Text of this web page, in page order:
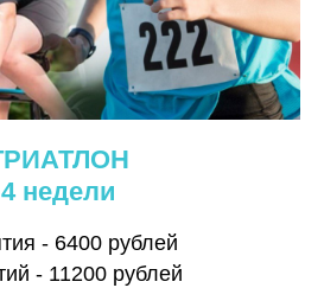
4 недели
- 6400 рублей
- 11200 рублей